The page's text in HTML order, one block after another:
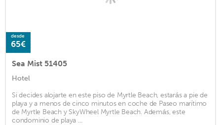
desde
65€
Sea Mist 51405
Hotel
Si decides alojarte en este piso de Myrtle Beach, estarás a pie de
playa y a menos de cinco minutos en coche de Paseo marítimo
de Myrtle Beach y SkyWheel Myrtle Beach. Además, este
condominio de playa ...